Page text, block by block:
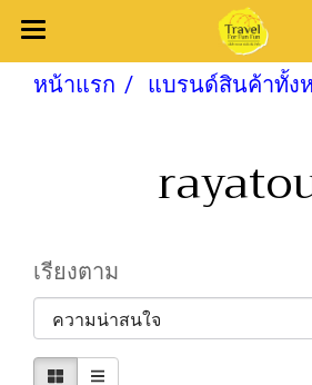
หน้าแรก แบรนด์สินค้าทั้ง
เรียงตาม